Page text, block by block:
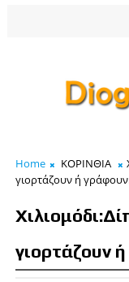
Home ΚΟΡΙΝΘΙΑ
γιορτάζουν ή
γιορτάζουν